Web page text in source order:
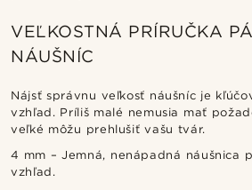
VEĽKOSTNÁ PRÍRUČKA
NÁUŠNÍC
Nájsť správnu veľkosť náušníc je
vzhľad. Príliš malé nemusia mať
veľké môžu prehlušiť vašu tvár.
4 mm – Jemná, nenápadná náušnica
vzhľad.